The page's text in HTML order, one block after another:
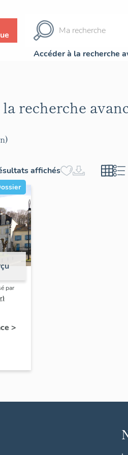
Accéder à la recherche
recherche
affichés
par
>